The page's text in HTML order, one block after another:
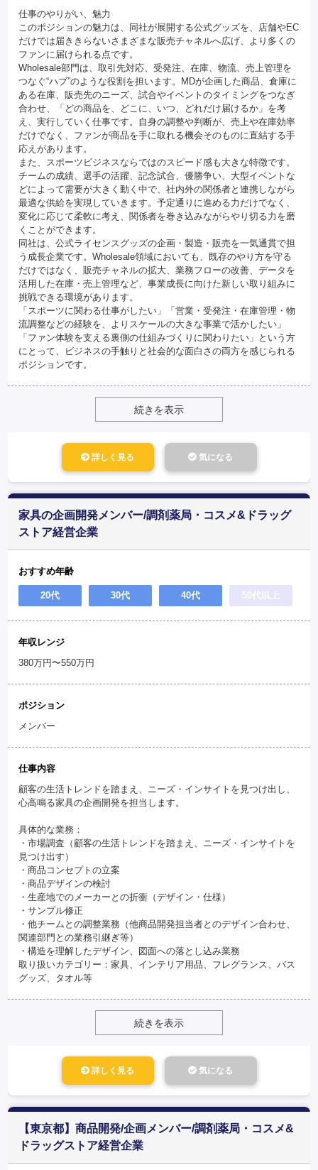
仕事のやりがい、魅力
このポジションの魅力は、同社が展開する公式グッズを、店舗やEC
だけでは届ききらないさまざまな販売チャネルへ広げ、より多くの
ファンに届けられる点です。
Wholesale部門は、取引先対応、受発注、在庫、物流、売上管理を
つなぐ“ハブ”のような役割を担います。MDが企画した商品、倉庫に
ある在庫、販売先のニーズ、試合やイベントのタイミングをつなぎ
合わせ、「どの商品を、どこに、いつ、どれだけ届けるか」を考
え、実行していく仕事です。自身の調整や判断が、売上や在庫効率
だけでなく、ファンが商品を手に取れる機会そのものに直結する手
応えがあります。
また、スポーツビジネスならではのスピード感も大きな特徴です。
チームの成績、選手の活躍、記念試合、優勝争い、大型イベントな
どによって需要が大きく動く中で、社内外の関係者と連携しながら
最適な供給を実現していきます。予定通りに進める力だけでなく、
変化に応じて柔軟に考え、関係者を巻き込みながらやり切る力を磨
くことができます。
同社は、公式ライセンスグッズの企画・製造・販売を一気通貫で担
う成長企業です。Wholesale領域においても、既存のやり方を守る
だけではなく、販売チャネルの拡大、業務フローの改善、データを
活用した在庫・売上管理など、事業成長に向けた新しい取り組みに
挑戦できる環境があります。
「スポーツに関わる仕事がしたい」「営業・受発注・在庫管理・物
流調整などの経験を、よりスケールの大きな事業で活かしたい」
「ファン体験を支える裏側の仕組みづくりに関わりたい」という方
にとって、ビジネスの手触りと社会的な面白さの両方を感じられる
ポジションです。
続きを表示
詳しく見る 気になる
家具の企画開発メンバー/調剤薬局・コスメ&ドラッグ
ストア経営企業
おすすめ年齢
20代 30代 40代 50代以上
年収レンジ
380万円〜550万円
ポジション
メンバー
仕事内容
顧客の生活トレンドを踏まえ、ニーズ・インサイトを見つけ出し、
心高鳴る家具の企画開発を担当します。
具体的な業務：
・市場調査（顧客の生活トレンドを踏まえ、ニーズ・インサイトを
見つけ出す）
・商品コンセプトの立案
・商品デザインの検討
・生産地でのメーカーとの折衝（デザイン・仕様）
・サンプル修正
・他チームとの調整業務（他商品開発担当者とのデザイン合わせ、
関連部門との業務引継ぎ等）
・構造を理解したデザイン、図面への落とし込み業務
取り扱いカテゴリー：家具、インテリア用品、フレグランス、バス
グッズ、タオル等
続きを表示
詳しく見る 気になる
【東京都】商品開発/企画メンバー/調剤薬局・コスメ&
ドラッグストア経営企業